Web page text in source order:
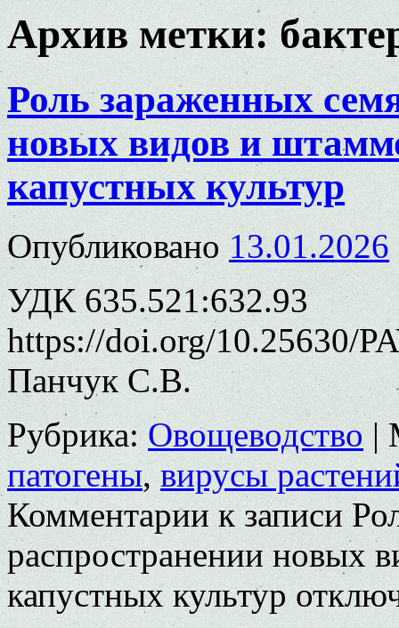
Архив метки:
Роль зараженных
новых видов и
капустных культур
Опубликовано 13.01.2026
УДК 635.521:632.93
https://doi.org/10.25630/
Панчук С.В.
Рубрика: Овощеводство |
патогены,вирусы
Комментариик записи
распространении новых
капустных культур